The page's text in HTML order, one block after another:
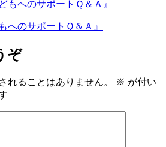
へのサポートＱ＆Ａ』
ぞ
れることはありません。 ※ が付い